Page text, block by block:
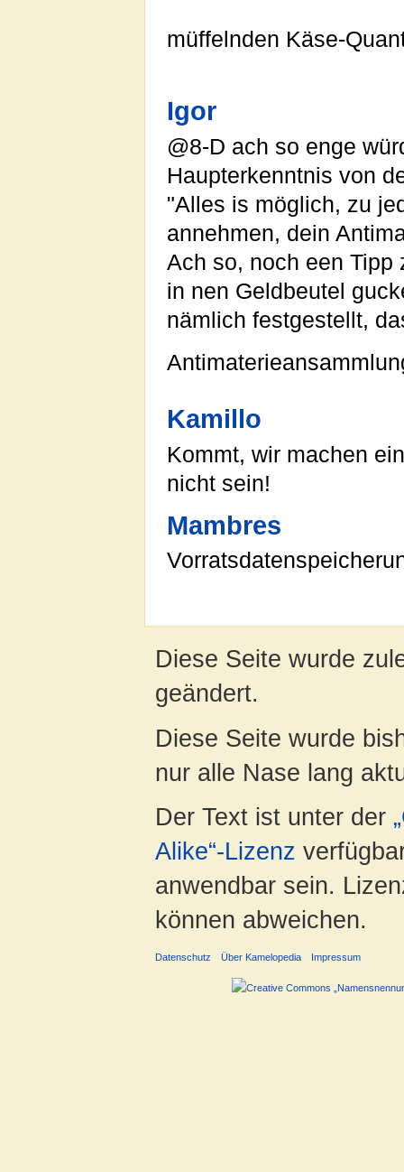
müffelnden Käse-
Igor
@8-D ach so enge
Haupterkenntnis von
"Alles is möglich, zu
annehmen, dein
Ach so, noch een Tipp
in nen Geldbeutel
nämlich festgestellt,
Kamillo
Kommt, wir machen
nicht sein!
Mambres
Diese Seite wurde
geändert.
Diese Seite wurde
nur alle Nase lang
Der Text ist unter der
Alike“-Lizenz
anwendbar sein.
können abweichen.
Datenschutz Über Kamelopedia Impressum